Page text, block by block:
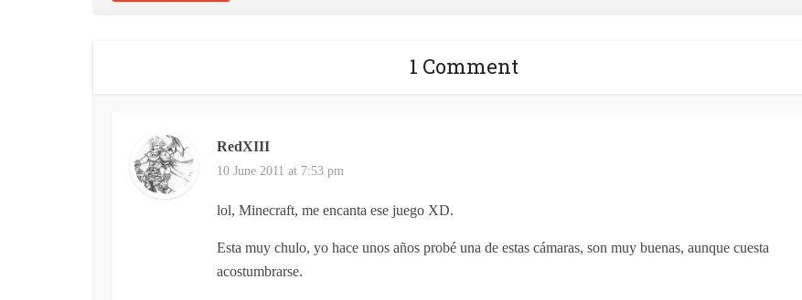
1 Comment
RedXIII
10 June 2011 at 7:53 pm
lol, Minecraft, me encanta ese juego XD.
Esta muy chulo, yo hace unos años probé una de estas cámaras, son muy buenas, aunque cuesta
acostumbrarse.